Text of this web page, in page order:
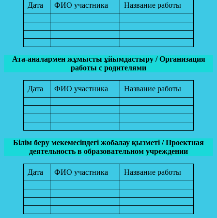
Дата ФИО участника Название работы
Ата-аналармен жұмысты ұйымдастыру / Организация
работы с родителями
Дата ФИО участника Название работы
Білім беру мекемесіндегі жобалау қызметі / Проектная
деятельность в образовательном учреждении
Дата ФИО участника Название работы